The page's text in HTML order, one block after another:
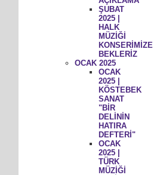
ŞUBAT
2025 |
HALK
MÜZİĞİ
KONSERİMİZE
BEKLERİZ
OCAK 2025
OCAK
2025 |
KÖSTEBEK
SANAT
"BİR
DELİNİN
HATIRA
DEFTERİ"
OCAK
2025 |
TÜRK
MÜZİĞİ